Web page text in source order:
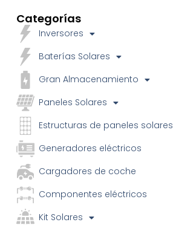
Categorías
Inversores
Baterías Solares
Gran Almacenamiento
Paneles Solares
Estructuras de paneles solares
Generadores eléctricos
Cargadores de coche
Componentes eléctricos
Kit Solares